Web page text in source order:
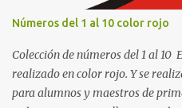
Números del 1 al 10 color rojo
Colección de números del 1 al 10
realizado en color rojo. Y se
para alumnos y maestros de